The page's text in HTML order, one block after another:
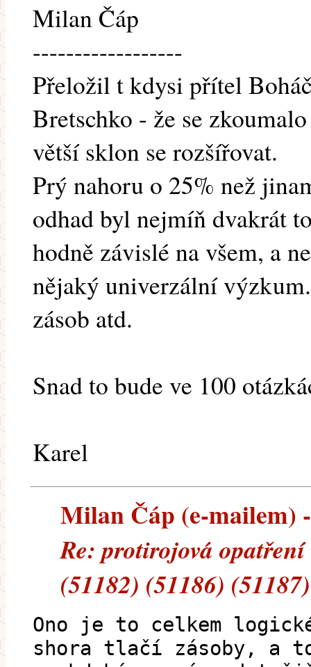
Milan Čáp
------------------
Přeložil t kdysi přítel
Bretschko - že se
větší sklon se rozšířovat.
Prý nahoru o 25% než
odhad byl nejmíň dvakrát
hodně závislé na všem, a
nějaký univerzální
zásob atd.
Snad to bude ve 100
Karel
Milan Čáp (e-mailem)
Re: protirojová
(51182) (51186) (51187)
Ono je to celkem
shora tlačí zásoby, a